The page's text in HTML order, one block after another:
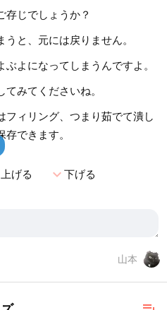
存じでしょうか？
と、元には戻りません。
よになってしまうんですよ。
みてくださいね。
フィリング、つまり茹でて潰し
できます。
げる expand_more下げる
山本